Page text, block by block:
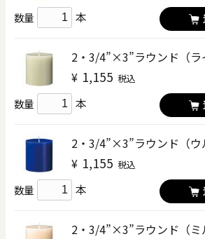
数量 本
2・3/4”×3”ラウンド（ラ
¥ 1,155 税込
数量 本
2・3/4”×3”ラウンド（ウ
¥ 1,155 税込
数量 本
2・3/4”×3”ラウンド（ミ